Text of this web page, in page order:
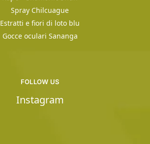
Spray Chilcuague
Estratti e fiori di loto blu
Gocce oculari Sananga
FOLLOW US
Instagram